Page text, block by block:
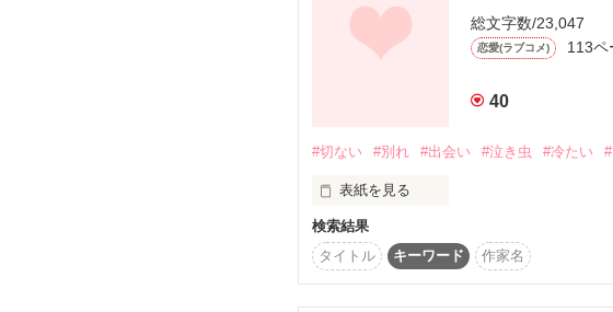
結愛の両親である陽翔と結菜は昔白血病
痛いことも治療も大嫌いで
逃げてばっかりの弱い私だったけど
君がいたから頑張れたんだよ。
狂暴な魔法で祖国を襲った恐ろしい国へ
泣き顔フェチの王太子だった！
ステラが暗殺を仕掛けるたびに……
（俺の花嫁って可愛い過ぎ）
総文字数/23,047
恋愛(ラブコメ) 113ペ
40
#切ない #別れ #出会い #泣き虫 #冷たい
表紙を見る
『大好きっ！』
検索結果
タイトル
キーワード 作家名